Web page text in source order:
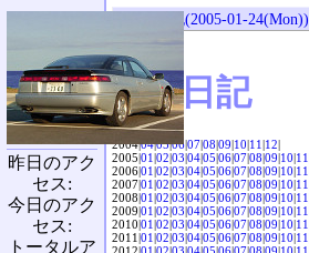
«前の日記(2005-01-24(Mon))
SVX日記
2004|04|05|06|07|08|09|10|11|12|
2005|01|02|03|04|05|06|07|08|09|10|11
2006|01|02|03|04|05|06|07|08|09|10|11
2007|01|02|03|04|05|06|07|08|09|10|11
2008|01|02|03|04|05|06|07|08|09|10|11
2009|01|02|03|04|05|06|07|08|09|10|11
2010|01|02|03|04|05|06|07|08|09|10|11
2011|01|02|03|04|05|06|07|08|09|10|11
昨日のアク
セス:
今日のアク
セス:
トータルア